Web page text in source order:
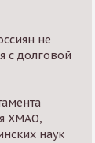
не
с долговой
ХМАО,
наук